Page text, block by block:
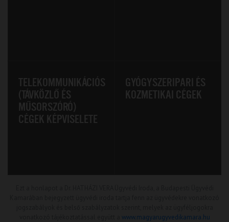
TELEKOMMUNIKÁCIÓS
(TÁVKÖZLŐ ÉS
MŰSORSZÓRÓ)
CÉGEK KÉPVISELETE
GYÓGYSZERIPARI ÉS
KOZMETIKAI CÉGEK
www.magyarugyvedikamara.hu